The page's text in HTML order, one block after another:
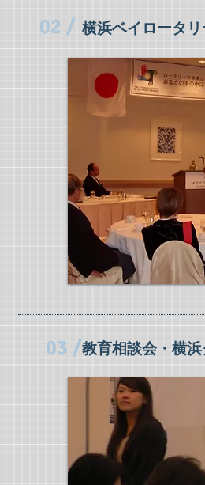
横浜ベイロータ
02 /
03 /教育相談会・横